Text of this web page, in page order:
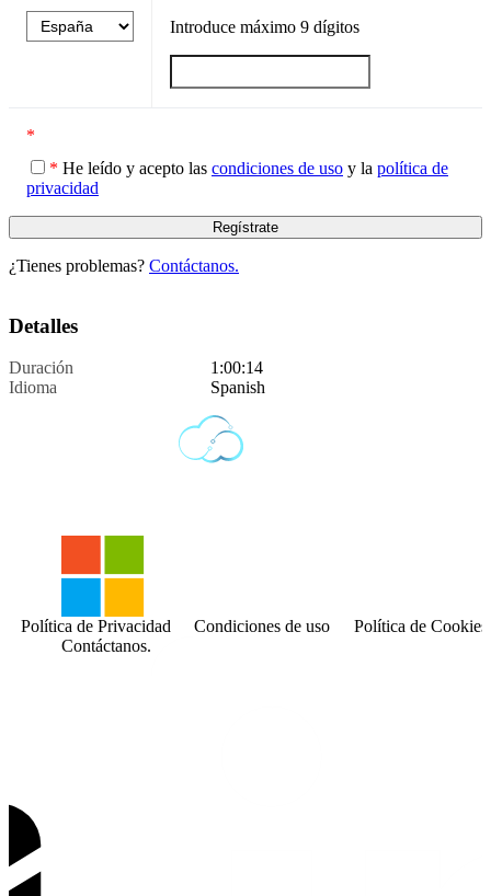
Introduce máximo 9dígitos
*
* He leído y acepto las condiciones de uso y la política de
privacidad
¿Tienes problemas? Contáctanos.
Detalles
Duración
1:00:14
Idioma
Spanish
Contáctanos.
Política de Privacidad Condiciones de uso Política de Cookies